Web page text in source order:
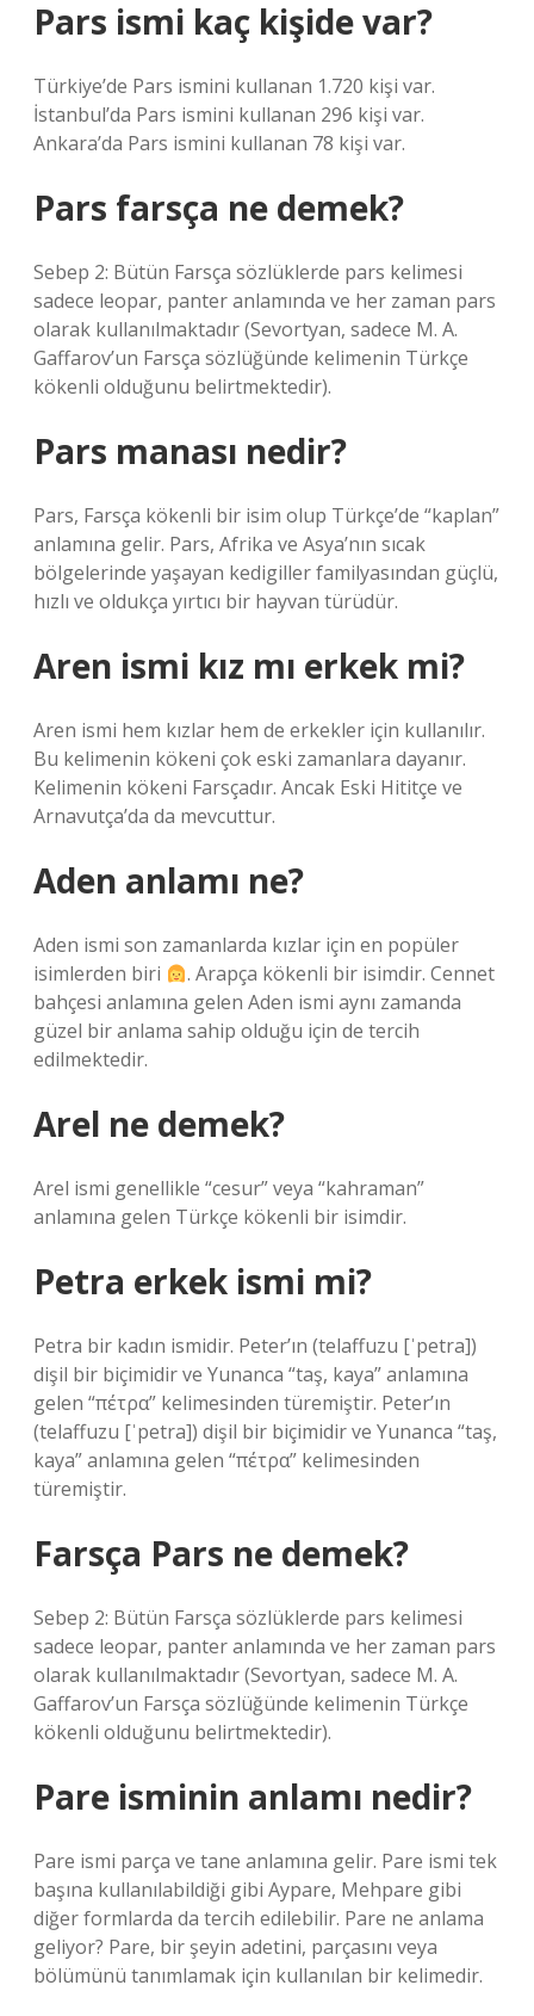
Pars ismi kaç kişide var?
Türkiye’de Pars ismini kullanan 1.720 kişi var.
İstanbul’da Pars ismini kullanan 296 kişi var.
Ankara’da Pars ismini kullanan 78 kişi var.
Pars farsça ne demek?
Sebep 2: Bütün Farsça sözlüklerde pars kelimesi
sadece leopar, panter anlamında ve her zaman pars
olarak kullanılmaktadır (Sevortyan, sadece M. A.
Gaffarov’un Farsça sözlüğünde kelimenin Türkçe
kökenli olduğunu belirtmektedir).
Pars manası nedir?
Pars, Farsça kökenli bir isim olup Türkçe’de “kaplan”
anlamına gelir. Pars, Afrika ve Asya’nın sıcak
bölgelerinde yaşayan kedigiller familyasından güçlü,
hızlı ve oldukça yırtıcı bir hayvan türüdür.
Aren ismi kız mı erkek mi?
Aren ismi hem kızlar hem de erkekler için kullanılır.
Bu kelimenin kökeni çok eski zamanlara dayanır.
Kelimenin kökeni Farsçadır. Ancak Eski Hititçe ve
Arnavutça’da da mevcuttur.
Aden anlamı ne?
Aden ismi son zamanlarda kızlar için en popüler
isimlerden biri
. Arapça kökenli bir isimdir. Cennet
bahçesi anlamına gelen Aden ismi aynı zamanda
güzel bir anlama sahip olduğu için de tercih
edilmektedir.
Arel ne demek?
Arel ismi genellikle “cesur” veya “kahraman”
anlamına gelen Türkçe kökenli bir isimdir.
Petra erkek ismi mi?
Petra bir kadın ismidir. Peter’ın (telaffuzu [ˈpetra])
dişil bir biçimidir ve Yunanca “taş, kaya” anlamına
gelen “πέτρα” kelimesinden türemiştir. Peter’ın
(telaffuzu [ˈpetra]) dişil bir biçimidir ve Yunanca “taş,
kaya” anlamına gelen “πέτρα” kelimesinden
türemiştir.
Farsça Pars ne demek?
Sebep 2: Bütün Farsça sözlüklerde pars kelimesi
sadece leopar, panter anlamında ve her zaman pars
olarak kullanılmaktadır (Sevortyan, sadece M. A.
Gaffarov’un Farsça sözlüğünde kelimenin Türkçe
kökenli olduğunu belirtmektedir).
Pare isminin anlamı nedir?
Pare ismi parça ve tane anlamına gelir. Pare ismi tek
başına kullanılabildiği gibi Aypare, Mehpare gibi
diğer formlarda da tercih edilebilir. Pare ne anlama
geliyor? Pare, bir şeyin adetini, parçasını veya
bölümünü tanımlamak için kullanılan bir kelimedir.